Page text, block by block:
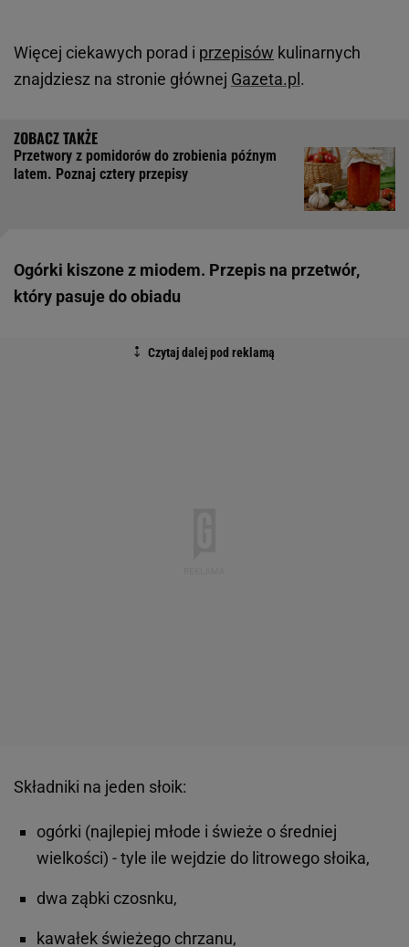
Więcej ciekawych porad i przepisów kulinarnych
znajdziesz na stronie głównej Gazeta.pl .
Przetwory z pomidorów do zrobienia późnym
latem. Poznaj cztery przepisy
Ogórki kiszone z miodem. Przepis na przetwór,
który pasuje do obiadu
Składniki na jeden słoik:
ogórki (najlepiej młode i świeże o średniej
wielkości) - tyle ile wejdzie do litrowego słoika,
dwa ząbki czosnku,
kawałek świeżego chrzanu,